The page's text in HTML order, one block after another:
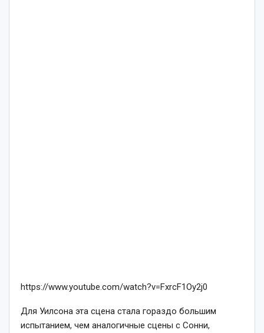
https://www.youtube.com/watch?v=FxrcF1Oy2j0
Для Уилсона эта сцена стала гораздо большим
испытанием, чем аналогичные сцены с Сонни,